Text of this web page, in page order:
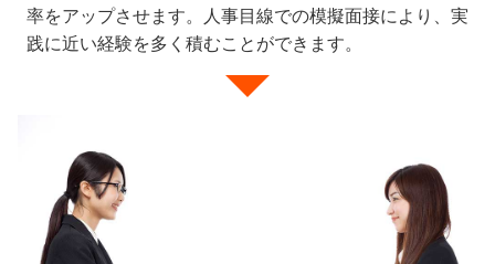
率をアップさせます。人事目線での模擬面接により、実
践に近い経験を多く積むことができます。